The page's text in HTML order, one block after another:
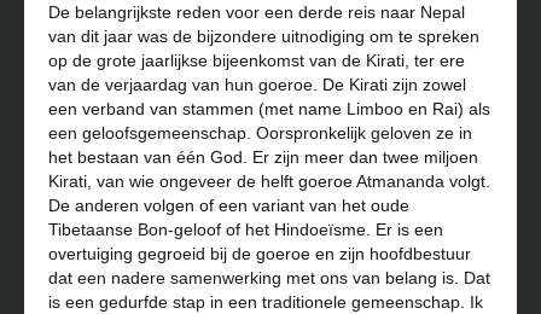
De belangrijkste reden voor een derde reis naar Nepal
van dit jaar was de bijzondere uitnodiging om te spreken
op de grote jaarlijkse bijeenkomst van de Kirati, ter ere
van de verjaardag van hun goeroe. De Kirati zijn zowel
een verband van stammen (met name Limboo en Rai) als
een geloofsgemeenschap. Oorspronkelijk geloven ze in
het bestaan van één God. Er zijn meer dan twee miljoen
Kirati, van wie ongeveer de helft goeroe Atmananda volgt.
De anderen volgen of een variant van het oude
Tibetaanse Bon-geloof of het Hindoeïsme. Er is een
overtuiging gegroeid bij de goeroe en zijn hoofdbestuur
dat een nadere samenwerking met ons van belang is. Dat
is een gedurfde stap in een traditionele gemeenschap. Ik